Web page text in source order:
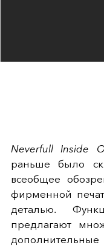
Neverfull Inside
раньше было
всеобщее
фирменной
деталью.
предлагают